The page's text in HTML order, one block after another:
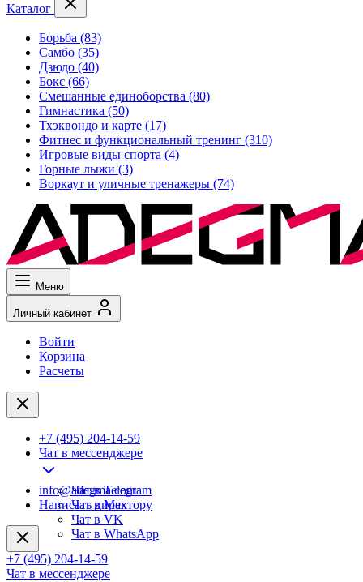
Каталог
Борьба (83)
Самбо (35)
Дзюдо (40)
Бокс (66)
Смешанные единоборства (80)
Гимнастика (50)
Тхэквондо и карте (17)
Фитнес и функциональный тренинг (310)
Игровые виды спорта (4)
Горные лыжи (3)
Воркаут и уличные тренажеры (74)
Меню
Личный кабинет
Войти
Корзина
Расчеты
+7 (495) 204-14-59
Чат в мессенджере
Чат в Telegram
Чат в Max
Чат в VK
Чат в WhatsApp
info@adegma.com
Написать директору
+7 (495) 204-14-59
Чат в мессенджере